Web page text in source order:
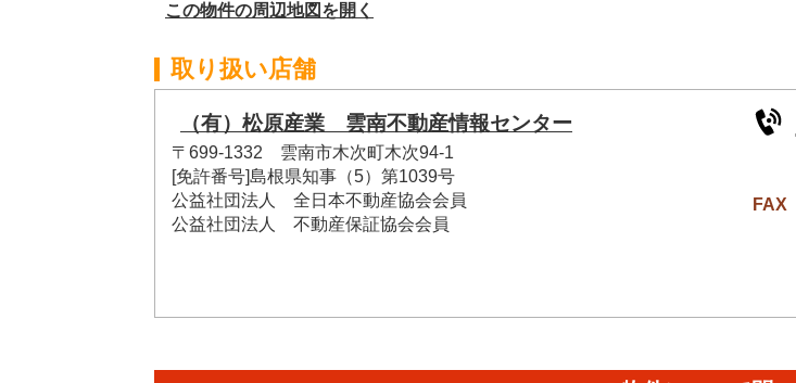
この物件の周辺地図を開く
取り扱い店舗
（有）松原産業 雲南不動産情報センター
〒699-1332 雲南市木次町木次94-1
[免許番号]島根県知事（5）第1039号
公益社団法人 全日本不動産協会会員
公益社団法人 不動産保証協会会員
FAX